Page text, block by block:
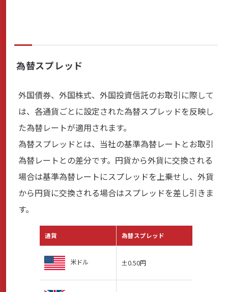
為替スプレッド
外国債券、外国株式、外国投資信託のお取引に際して
は、各通貨ごとに設定された為替スプレッドを反映し
た為替レートが適用されます。
為替スプレッドとは、当社の基準為替レートとお取引
為替レートとの差分です。円貨から外貨に交換される
場合は基準為替レートにスプレッドを上乗せし、外貨
から円貨に交換される場合はスプレッドを差し引きま
す。
通貨 為替スプレッド
米ドル ±0.50円